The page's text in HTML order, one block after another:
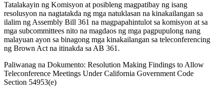
Tatalakayin ng Komisyon at posibleng magpatibay ng isang
resolusyon na nagtatakda ng mga natuklasan na kinakailangan sa
ilalim ng Assembly Bill 361 na magpapahintulot sa komisyon at sa
mga subcommittees nito na magdaos ng mga pagpupulong nang
malayuan ayon sa binagong mga kinakailangan sa teleconferencing
ng Brown Act na itinakda sa AB 361.
Paliwanag na Dokumento: Resolution Making Findings to Allow
Teleconference Meetings Under California Government Code
Section 54953(e)